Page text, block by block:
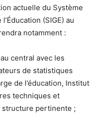
actuelle du Système
(SIGE) au
notamment :
central avec les
de statistiques
de l’éducation, Institut
techniques et
pertinente ;